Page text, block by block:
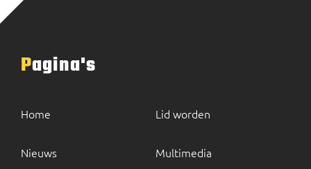
Pagina's
Home
Nieuws
Lid worden
Multimedia